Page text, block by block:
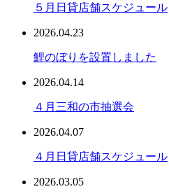
５月日貸店舗スケジュール
2026.04.23
鯉のぼりを設置しました
2026.04.14
４月三和の市抽選会
2026.04.07
４月日貸店舗スケジュール
2026.03.05